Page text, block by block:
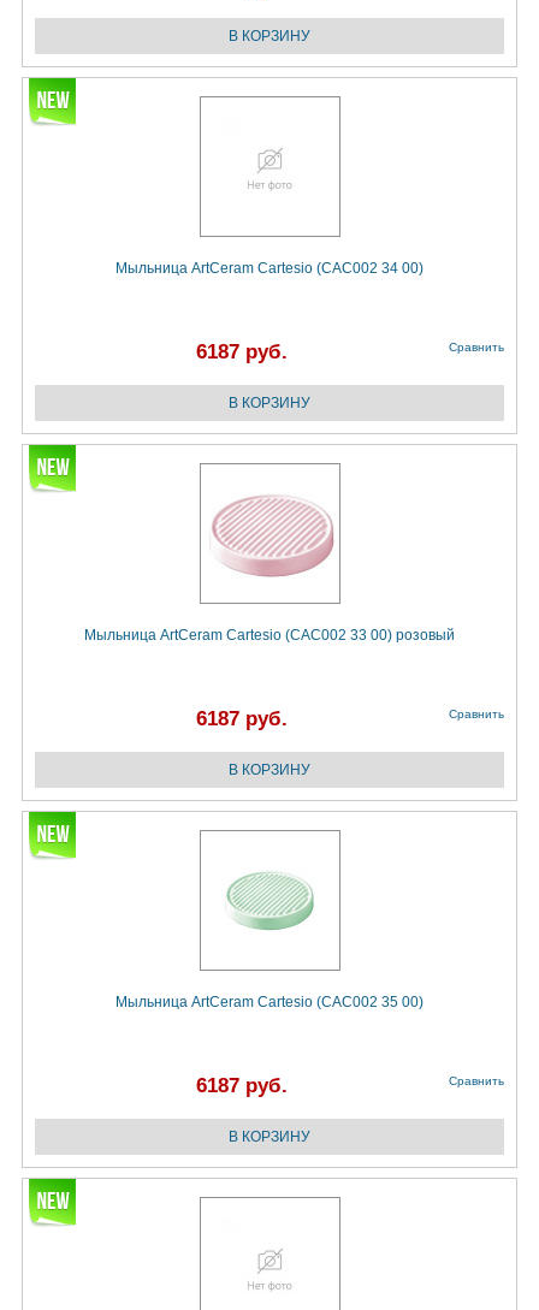
Мыльница ArtCeram Cartesio (CAC002 34 00)
6187 руб. Сравнить
Мыльница ArtCeram Cartesio (CAC002 33 00) розовый
6187 руб. Сравнить
Мыльница ArtCeram Cartesio (CAC002 35 00)
6187 руб. Сравнить